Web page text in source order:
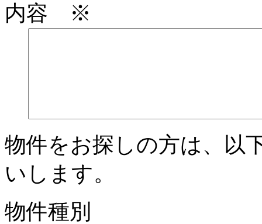
内容 ※
物件をお探しの方は、以
いします。
物件種別